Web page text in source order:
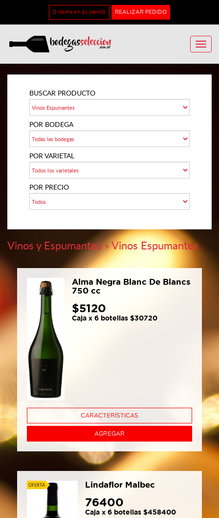
0 items en tu carrito REALIZAR PEDIDO
Toggle
BUSCAR PRODUCTO
POR BODEGA
POR VARIETAL
POR PRECIO
Vinos y Espumantes » Vinos Espumantes
Alma Negra Blanc De Blancs
750 cc
$5120
Caja x 6 botellas $30720
CARACTERÍSTICAS
AGREGAR
Lindaflor Malbec
76400
Caja x 6 botellas $458400